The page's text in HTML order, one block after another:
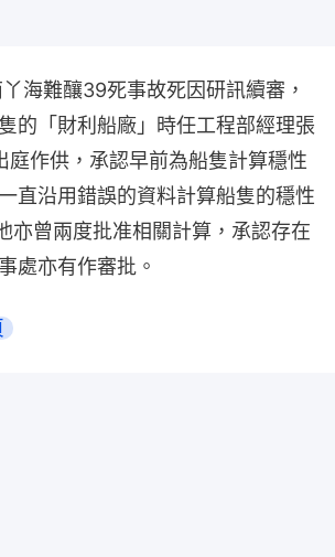
海難釀39死事故死因研訊續審，
的「財利船廠」時任工程部經理張
庭作供，承認早前為船隻計算穩性
直沿用錯誤的資料計算船隻的穩性
亦曾兩度批准相關計算，承認存在
處亦有作審批。